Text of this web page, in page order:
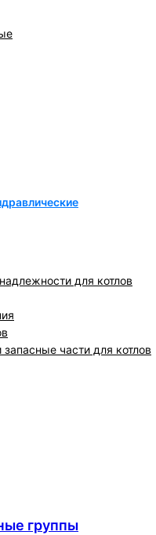
для котлов
части для котлов
группы